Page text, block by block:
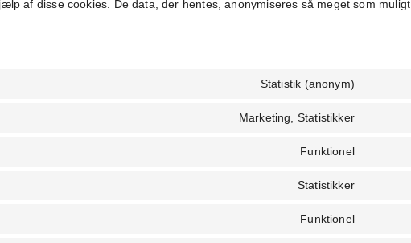
af disse cookies. De data, der hentes, anonymiseres så meget som muligt.
Statistik (anonym)
Marketing, Statistikker
Funktionel
Statistikker
Funktionel